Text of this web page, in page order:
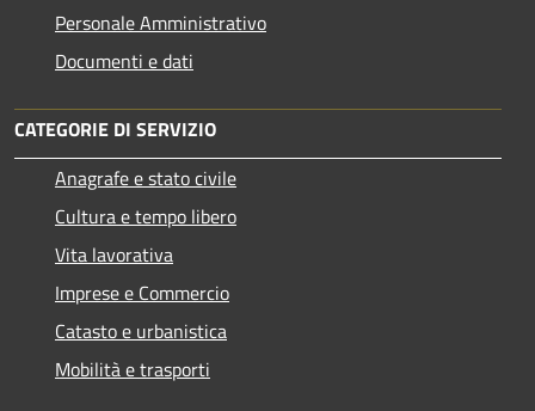
Personale Amministrativo
Documenti e dati
CATEGORIE DI SERVIZIO
Anagrafe e stato civile
Cultura e tempo libero
Vita lavorativa
Imprese e Commercio
Catasto e urbanistica
Mobilità e trasporti